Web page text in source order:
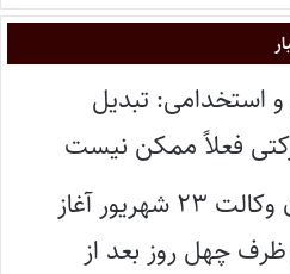
استخدامی: تبدیل
فعلاً ممکن نیست
کیانی: ثبت نام آزمون وکالت ۲۳ شهریور آغاز
چهل روز بعد از